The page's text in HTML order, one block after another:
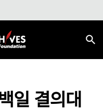
일 결의대